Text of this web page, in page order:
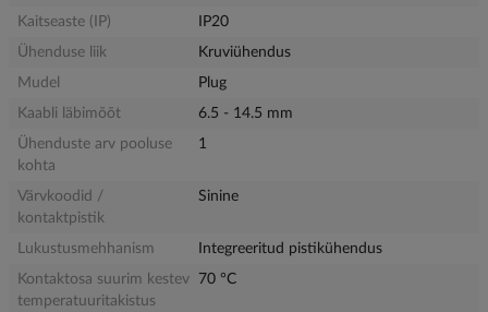
Kaitseaste (IP)
IP20
Ühenduse liik
Kruviühendus
Mudel
Plug
Kaabli läbimõõt
6.5 - 14.5 mm
Ühenduste arv pooluse
kohta
1
Värvkoodid /
kontaktpistik
Sinine
Lukustusmehhanism
Integreeritud pistikühendus
Kontaktosa suurim kestev
temperatuuritakistus
70 °C